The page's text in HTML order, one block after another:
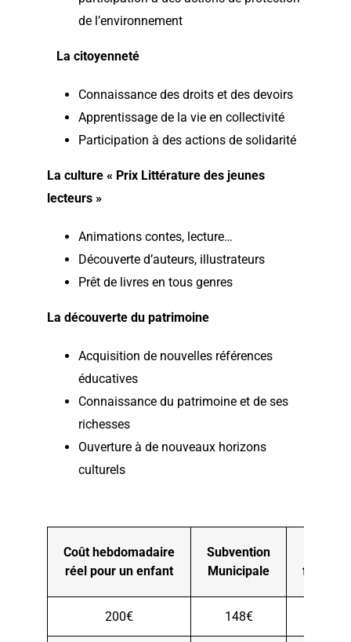
de l’environnement
La citoyenneté
Connaissance des droits et des devoirs
Apprentissage de la vie en collectivité
Participation à des actions de solidarité
La culture « Prix Littérature des jeunes
lecteurs »
Animations contes, lecture…
Découverte d’auteurs, illustrateurs
Prêt de livres en tous genres
La découverte du patrimoine
Acquisition de nouvelles références
éducatives
Connaissance du patrimoine et de ses
richesses
Ouverture à de nouveaux horizons
culturels
Coût hebdomadaire
réel pour un enfant
Subvention
Municipale
200€ 148€